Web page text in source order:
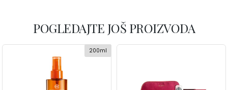
POGLEDAJTE JOŠ PROIZVODA
200ml